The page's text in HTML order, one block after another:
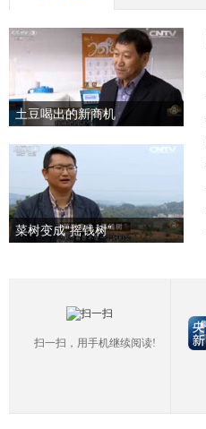
土豆喝出的新商机
菜树变成“摇钱树”
扫一扫，用手机继续阅读!